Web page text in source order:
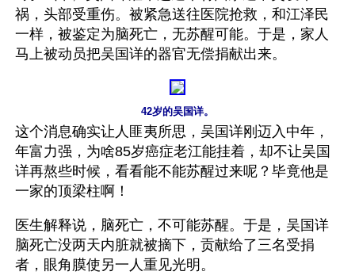
祸，头部受重伤。被紧急送往医院抢救，和江泽民
一样，被鉴定为脑死亡，无苏醒可能。于是，家人
马上被动员把吴国详的器官无偿捐献出来。
42岁的吴国详。
这个消息确实让人匪夷所思，吴国详刚迈入中年，
年富力强，为啥85岁癌症老江能挂着，却不让吴国
详再熬些时候，看看能不能苏醒过来呢？毕竟他是
一家的顶梁柱啊！
医生解释说，脑死亡，不可能苏醒。于是，吴国详
脑死亡没两天内脏就被摘下，贡献给了三名受捐
者，眼角膜使另一人重见光明。